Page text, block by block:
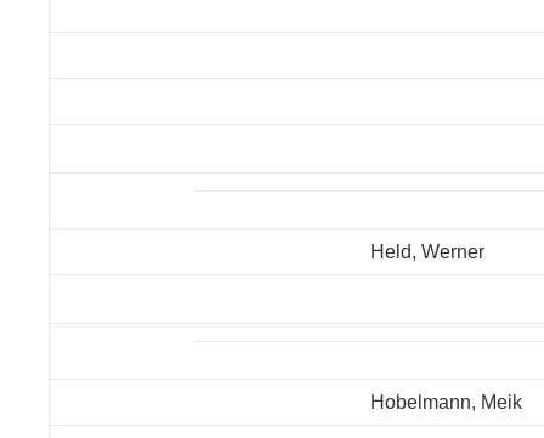
Held, Werner
Hobelmann, Meik